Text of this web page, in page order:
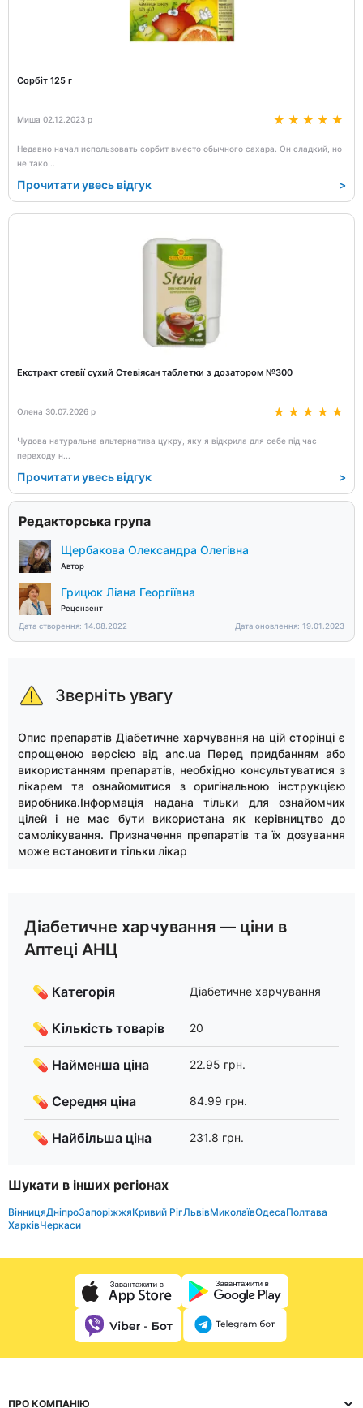
Сорбіт 125 г
Миша 02.12.2023 р
Недавно начал использовать сорбит вместо обычного сахара. Он сладкий, но
не тако
Прочитати увесь відгук >
Екстракт стевії сухий Стевіясан таблетки з дозатором №300
Олена 30.07.2026 р
Чудова натуральна альтернатива цукру, яку я відкрила для себе під час
переходу н
Прочитати увесь відгук >
Редакторська група
Щербакова Олександра Олегівна
Автор
Грицюк Ліана Георгіївна
Рецензент
Дата створення: 14.08.2022
Дата оновлення: 19.01.2023
Зверніть увагу
Опис препаратів Діабетичне харчування на цій сторінці є
спрощеною версією від anc.ua Перед придбанням або
використанням препаратів, необхідно консультуватися з
лікарем та ознайомитися з оригінальною інструкцією
виробника.Інформація надана тільки для ознайомчих
цілей і не має бути використана як керівництво до
самолікування. Призначення препаратів та їх дозування
може встановити тільки лікар
Діабетичне харчування — ціни в
Аптеці АНЦ
💊 Категорія Діабетичне харчування
💊 Кількість товарів 20
💊 Найменша ціна 22.95 грн.
💊 Середня ціна 84.99 грн.
💊 Найбільша ціна 231.8 грн.
Шукати в інших регіонах
ВінницяДніпроЗапоріжжяКривий РігЛьвівМиколаївОдесаПолтава
ХарківЧеркаси
ПРО КОМПАНІЮ